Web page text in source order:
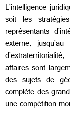
L’intelligence
soit les
représentants
externe, jusqu’au
affaires sont
des sujets de
complète des
une compétition